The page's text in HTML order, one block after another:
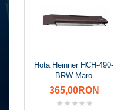
Hota Heinner HCH-490-
BRW Maro
365,00RON